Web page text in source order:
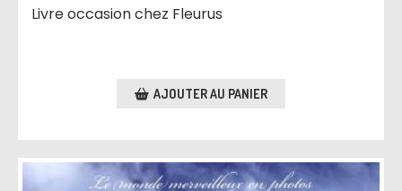
Livre occasion chez Fleurus
AJOUTER AU PANIER